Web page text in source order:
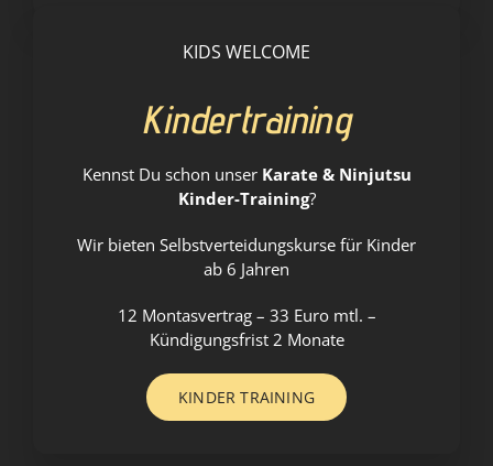
KIDS WELCOME
Kindertraining
Kennst Du schon unser Karate & Ninjutsu
Kinder-Training?
Wir bieten Selbstverteidungskurse für Kinder
ab 6 Jahren
12 Montasvertrag – 33 Euro mtl. –
Kündigungsfrist 2 Monate
KINDER TRAINING